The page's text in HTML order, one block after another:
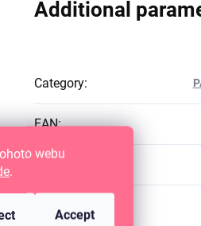
webu
.
Accept
Additional
Category:
EAN: